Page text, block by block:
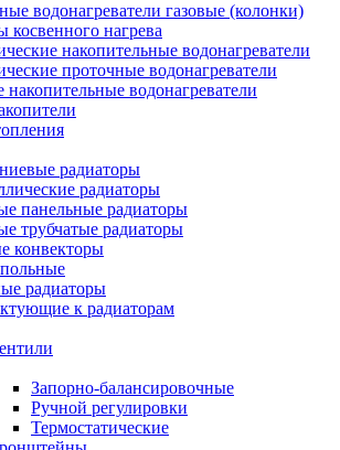
водонагреватели газовые (колонки)
косвенного нагрева
накопительные водонагреватели
проточные водонагреватели
накопительные водонагреватели
радиаторы
радиаторы
панельные радиаторы
трубчатые радиаторы
конвекторы
радиаторы
к радиаторам
Запорно-балансировочные
Ручной регулировки
Термостатические